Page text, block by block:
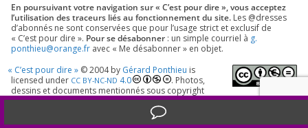
En pour­sui­vant votre navi­ga­tion sur « C’est pour dire », vous accep­tez
l’utilisation des tra­ceurs liés au fonc­tion­ne­ment du site. Les @dresses
d’a­bon­nés ne sont conser­vées que pour l’u­sage strict et exclu­sif de
« C’est pour dire ». Pour se désa­bon­ner : un simple cour­riel à g.​
ponthieu@​orange.​fr avec « Me désa­bon­ner » en objet.
« C’est pour dire » ©2004by Gérard Ponthieu is
licen­sed under CC BY-NC-ND 4.0
. Photos,
des­sins et docu­ments men­tion­nés sous copy­right
© sont pro­té­gés comme tels.
C’est pour dire= 2739–4514